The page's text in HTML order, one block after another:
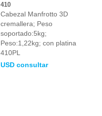
410
Cabezal Manfrotto 3D
cremallera; Peso
soportado:5kg;
Peso:1,22kg; con platina
410PL
USD consultar